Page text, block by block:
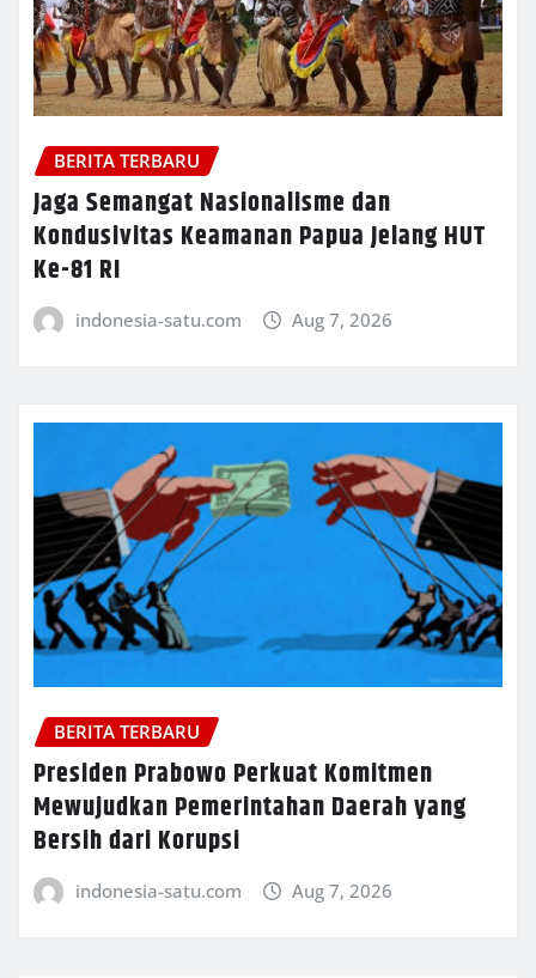
BERITA TERBARU
Jaga Semangat Nasionalisme dan
Kondusivitas Keamanan Papua Jelang HUT
Ke-81 RI
indonesia-satu.com Aug 7, 2026
BERITA TERBARU
Presiden Prabowo Perkuat Komitmen
Mewujudkan Pemerintahan Daerah yang
Bersih dari Korupsi
indonesia-satu.com Aug 7, 2026